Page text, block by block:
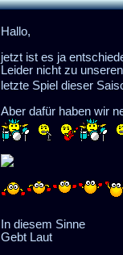
Hallo,
jetzt ist es ja
Leider nicht zu
letzte Spiel dieser
Aber dafür haben wir
In diesem Sinne
Gebt Laut